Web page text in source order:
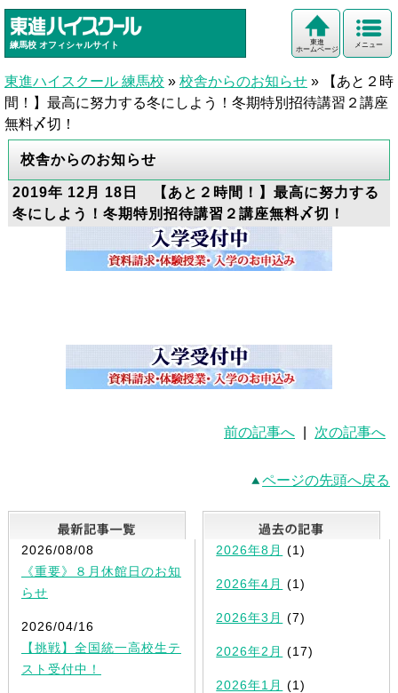
練馬校 オフィシャルサイト メニュー
東進
ホームページ
東進ハイスクール 練馬校 » 校舎からのお知らせ »
【あと２時
間！】最高に努力する冬にしよう！冬期特別招待講習２講座
無料〆切！
校舎からのお知らせ
2019年 12月 18日 【あと２時間！】最高に努力する
冬にしよう！冬期特別招待講習２講座無料〆切！
前の記事へ 次の記事へ
ページの先頭へ戻る
最新記事一覧
2026/08/08
《重要》８月休館日のお知
らせ
2026/04/16
【挑戦】全国統一高校生テ
スト受付中！
2026年8月 (1)
2026年4月 (1)
2026年3月 (7)
2026年2月 (17)
2026年1月 (1)